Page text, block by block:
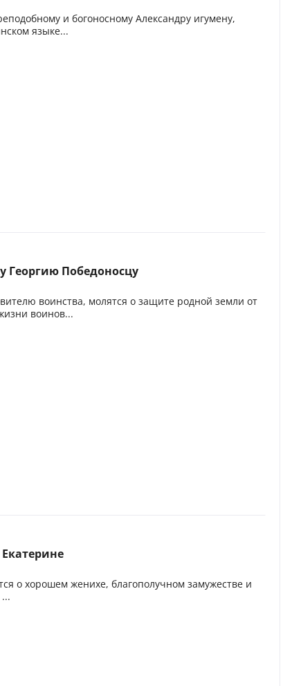
и богоносному Александру игумену,
языке...
Георгию Победоносцу
воинства, молятся о защите родной земли от
воинов...
о хорошем женихе, благополучном замужестве и